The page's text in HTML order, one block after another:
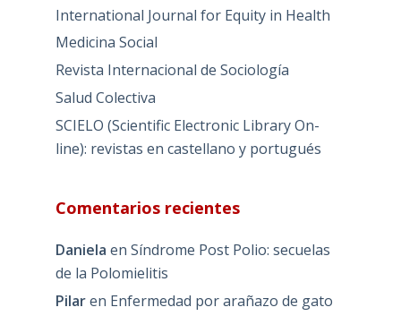
International Journal for Equity in Health
Medicina Social
Revista Internacional de Sociología
Salud Colectiva
SCIELO (Scientific Electronic Library On-
line): revistas en castellano y portugués
Comentarios recientes
Daniela en Síndrome Post Polio: secuelas
de la Polomielitis
Pilaren Enfermedad por arañazo de gato